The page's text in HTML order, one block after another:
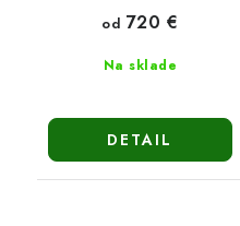
Na sklade
od 720 €
DETAIL